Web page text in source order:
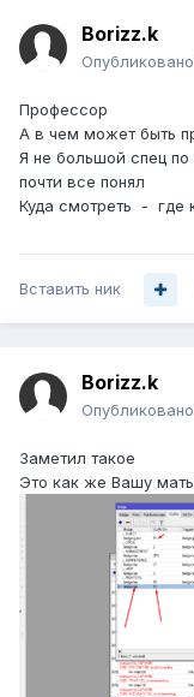
Borizz.k
Опубликовано
Профессор
А в чем может быть
Я не большой спец
почти все понял
Куда смотреть - где
Вставить ник
Borizz.k
Опубликовано
Заметил такое
Это как же Вашу